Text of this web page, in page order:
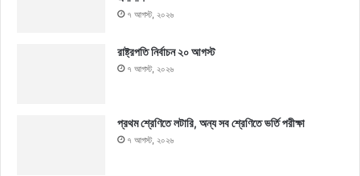
৭ আগস্ট, ২০২৬
রাষ্ট্রপতি নির্বাচন ২০ আগস্ট
৭ আগস্ট, ২০২৬
প্রথম শ্রেণিতে লটারি, অন্য সব শ্রেণিতে ভর্তি পরীক্ষা
৭ আগস্ট, ২০২৬